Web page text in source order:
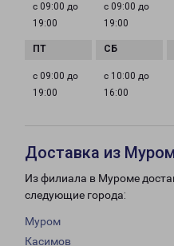
с 09:00 до
19:00
с 09:00 до
19:00
с 09:00 до
19:00
с 10:00 до
16:00
Доставка из
Из филиала в Муроме
следующие города:
Муром
Касимов